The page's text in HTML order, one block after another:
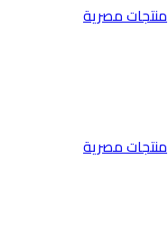
منتجات مصرية
منتجات مصرية